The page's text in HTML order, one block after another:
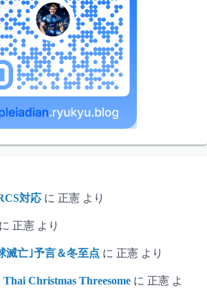
対応 に 正憲 より
に 正憲 より
滅亡｣予言＆冬至点 に 正憲 より
Christmas Threesome に 正憲 よ